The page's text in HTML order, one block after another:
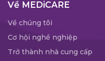
Về MEDiCARE
Về chúng tôi
Cơ hội nghề nghiệp
Trở thành nhà cung cấp